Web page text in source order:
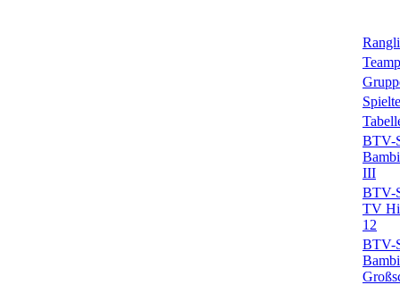
BTV-
III
BTV-
TV
12
BTV-